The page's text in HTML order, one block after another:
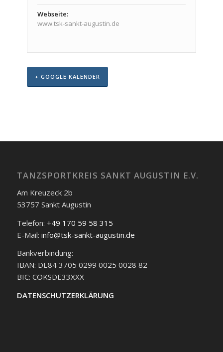
Webseite:
www.tsk-sankt-augustin.de
+ GOOGLE KALENDER
TANZSPORTKREIS SANKT AUGUSTIN E.V.
Am Kreuzeck 2b
53757 Sankt Augustin
Telefon: +49 170 59 58 315
E-Mail: info@tsk-sankt-augustin.de
Bankverbindung:
IBAN: DE84 3705 0299 0025 0028 82
BIC: COKSDE33XXX
DATENSCHUTZERKLÄRUNG